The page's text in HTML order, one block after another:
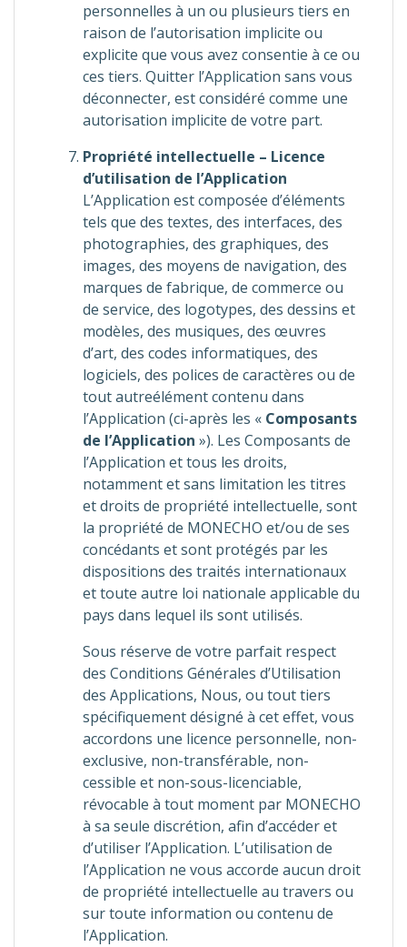
personnelles à un ou plusieurs tiers en
raison de l’autorisation implicite ou
explicite que vous avez consentie à ce ou
ces tiers. Quitter l’Application sans vous
déconnecter, est considéré comme une
autorisation implicite de votre part.
Propriété intellectuelle – Licence
d’utilisation de l’Application
L’Application est composée d’éléments
tels que des textes, des interfaces, des
photographies, des graphiques, des
images, des moyens de navigation, des
marques de fabrique, de commerce ou
de service, des logotypes, des dessins et
modèles, des musiques, des œuvres
d’art, des codes informatiques, des
logiciels, des polices de caractères ou de
tout autreélément contenu dans
l’Application (ci-après les « Composants
de l’Application »). Les Composants de
l’Application et tous les droits,
notamment et sans limitation les titres
et droits de propriété intellectuelle, sont
la propriété de MONECHO et/ou de ses
concédants et sont protégés par les
dispositions des traités internationaux
et toute autre loi nationale applicable du
pays dans lequel ils sont utilisés.
Sous réserve de votre parfait respect
des Conditions Générales d’Utilisation
des Applications, Nous, ou tout tiers
spécifiquement désigné à cet effet, vous
accordons une licence personnelle, non-
exclusive, non-transférable, non-
cessible et non-sous-licenciable,
révocable à tout moment par MONECHO
à sa seule discrétion, afin d’accéder et
d’utiliser l’Application. L’utilisation de
l’Application ne vous accorde aucun droit
de propriété intellectuelle au travers ou
sur toute information ou contenu de
l’Application.